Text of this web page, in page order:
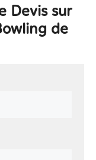
Devis sur
de